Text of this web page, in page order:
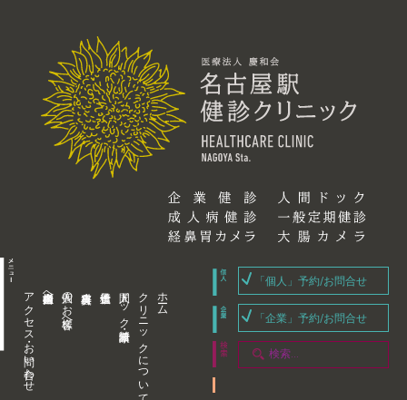
アクセス・お問い合わせ 企業内担当者様へ 個人のお客様へ 人間ドック・健康診断 クリニックについて ホーム
「個人」予約/お問合せ
「企業」予約/お問合せ